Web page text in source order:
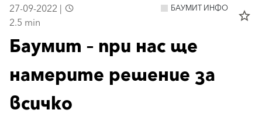
27-09-2022 |
2.5 min
БАУМИТ ИНФО
star_border
Баумит – при нас ще
намерите решение за
всичко